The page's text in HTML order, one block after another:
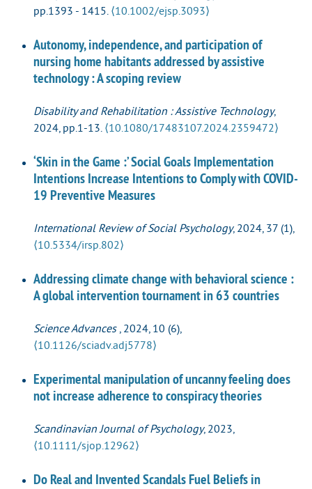
pp.1393 - 1415. ⟨10.1002/ejsp.3093⟩
Autonomy, independence, and participation of
nursing home habitants addressed by assistive
technology : A scoping review
Disability and Rehabilitation : Assistive Technology,
2024, pp.1-13. ⟨10.1080/17483107.2024.2359472⟩
‘Skin in the Game :’ Social Goals Implementation
Intentions Increase Intentions to Comply with COVID-
19 Preventive Measures
International Review of Social Psychology, 2024, 37 (1),
⟨10.5334/irsp.802⟩
Addressing climate change with behavioral science :
A global intervention tournament in 63 countries
Science Advances , 2024, 10 (6),
⟨10.1126/sciadv.adj5778⟩
Experimental manipulation of uncanny feeling does
not increase adherence to conspiracy theories
Scandinavian Journal of Psychology, 2023,
⟨10.1111/sjop.12962⟩
Do Real and Invented Scandals Fuel Beliefs in